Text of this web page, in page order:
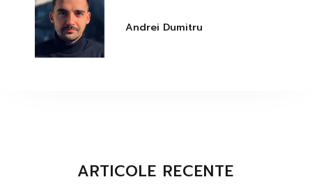
Andrei Dumitru
ARTICOLE RECENTE